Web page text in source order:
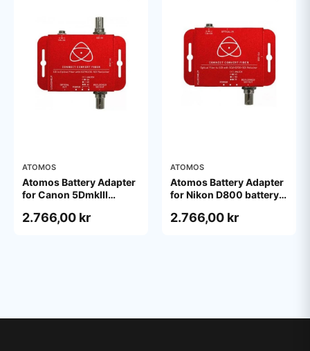
ATOMOS
Atomos Battery Adapter
for Canon 5DmkIII
2.766,00 kr
ATOMOS
Atomos Battery Adapter
for Nikon D800 battery
2.766,00 kr